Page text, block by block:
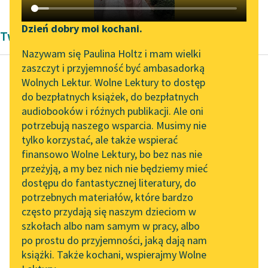
Katalog DAISY
Podkasty o książkach
Zgłoś brak utworu
Aktualności
„Prokurator Alicja Horn”
do słuchania
Byliśmy częścią AI Impact
Lab
Zapraszamy na spotkanie
online z tłumaczkami
literatury skandynawskiej
Spotkanie z Katarzyną
Tunkiel w Oslo
102. lata temu zmarł
Joseph Conrad
Narzędzia
Mapa Wolnych Lektur
Leśmianator
Przewodnik dla piszących i
czytających
API
OAI-PMH
Widget Wolnych Lektur
Przypisy
Dzień dobry moi kochani.
Nazywam się Paulina Holtz i mam wielki
zaszczyt i przyjemność być ambasadorką
Wolnych Lektur. Wolne Lektury to dostęp
do bezpłatnych książek, do bezpłatnych
audiobooków i różnych publikacji. Ale oni
potrzebują naszego wsparcia. Musimy nie
tylko korzystać, ale także wspierać
finansowo Wolne Lektury, bo bez nas nie
przeżyją, a my bez nich nie będziemy mieć
dostępu do fantastycznej literatury, do
potrzebnych materiałów, które bardzo
często przydają się naszym dzieciom w
szkołach albo nam samym w pracy, albo
po prostu do przyjemności, jaką dają nam
książki. Także kochani, wspierajmy Wolne
Twórczość
Genesis. Księga
Rodzaju. Bereszit
I począł Noach, mąż
roli, i zasadził winnicę.
I napił się wina, i
odurzył się...
Czytaj więcej